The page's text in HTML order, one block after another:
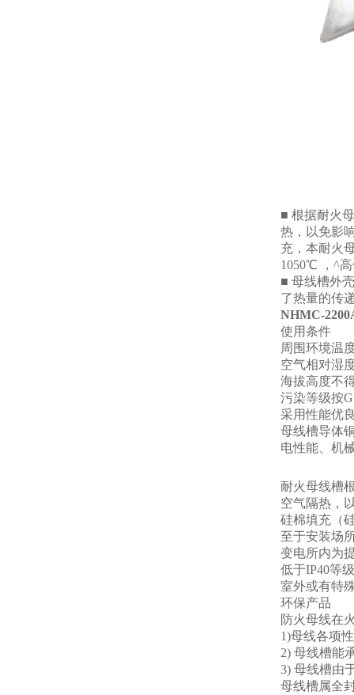
■ 根据耐火
热，以免影
充，本耐火
1050℃ ，^
■ 母线槽外
了热量的传
NHMC-
使用条件
周围环境温
空气相对湿
海拔高度不
污染等级按
采用性能优
母线槽导体
电性能、机
耐火母线槽
空气隔热，
硅棉填充（
至于安装场
变电所内为
低于IP40等
室外或有特
环保产品
防火母线在
1)母线各项
2) 母线槽能
3) 母线槽由
母线槽属全